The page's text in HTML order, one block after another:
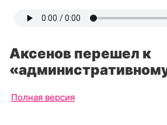
Аксенов перешел к
Полная версия